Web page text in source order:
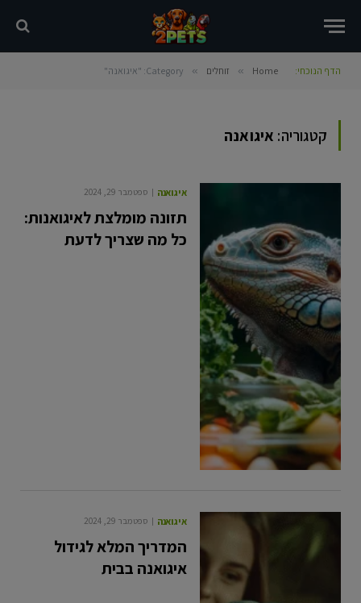
הדף הנוכחי: Home
» זוחלים » Category: "איגואנה"
קטגוריה: איגואנה
איגואנה ספטמבר 29, 2024
תזונה מומלצת לאיגואנות:
כל מה שצריך לדעת
איגואנה ספטמבר 29, 2024
המדריך המלא לגידול
איגואנה בבית